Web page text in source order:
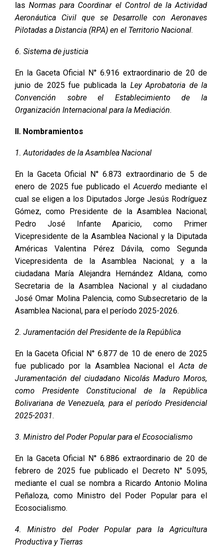
lasNormas para Coordinar el Control de la Actividad
Aeronáutica Civil que se Desarrolle con Aeronaves
Pilotadas a Distancia (RPA) en el Territorio Nacional.
6. Sistema de justicia
En la Gaceta Oficial N° 6.916 extraordinario de 20 de
junio de 2025 fue publicada la Ley Aprobatoria de la
Convención sobre el Establecimiento de la
Organización Internacional para la Mediación.
II. Nombramientos
1. Autoridades de la Asamblea Nacional
En la Gaceta Oficial N° 6.873 extraordinario de 5 de
enero de 2025 fue publicado elAcuerdo mediante el
cual se eligen a los Diputados Jorge Jesús Rodríguez
Gómez, como Presidente de la Asamblea Nacional;
Pedro José Infante Aparicio, como Primer
Vicepresidente de la Asamblea Nacional y la Diputada
Américas Valentina Pérez Dávila, como Segunda
Vicepresidenta de la Asamblea Nacional; y a la
ciudadana María Alejandra Hernández Aldana, como
Secretaria de la Asamblea Nacional y al ciudadano
José Omar Molina Palencia, como Subsecretario de la
Asamblea Nacional, para el período 2025-2026.
2. Juramentación del Presidente de la República
En la Gaceta Oficial N° 6.877 de 10 de enero de 2025
fue publicado por la Asamblea Nacional elActa de
Juramentación del ciudadano Nicolás Maduro Moros,
como Presidente Constitucional de la República
Bolivariana de Venezuela, para el período Presidencial
2025-2031.
3. Ministro del Poder Popular para el Ecosocialismo
En la Gaceta Oficial N° 6.886 extraordinario de 20 de
febrero de 2025 fue publicado el Decreto N° 5.095,
mediante el cual se nombra a Ricardo Antonio Molina
Peñaloza, como Ministro del Poder Popular para el
Ecosocialismo.
4. Ministro del Poder Popular para la Agricultura
Productiva y Tierras